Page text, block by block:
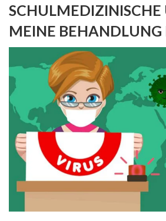
MEINE BEHANDLUNG